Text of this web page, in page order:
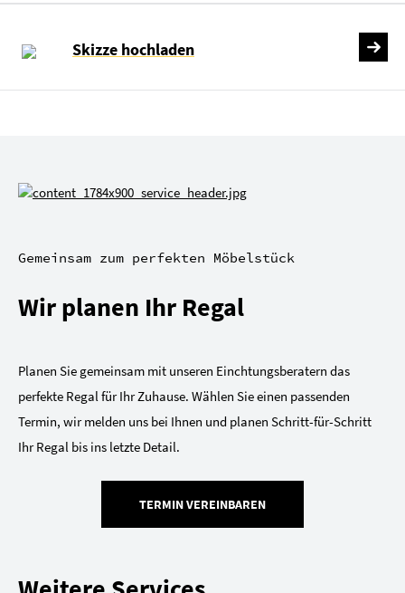
Skizze hochladen
Gemeinsam zum perfekten Möbelstück
Wir planen Ihr Regal
Planen Sie gemeinsam mit unseren Einchtungsberatern das
perfekte Regal für Ihr Zuhause. Wählen Sie einen passenden
Termin, wir melden uns bei Ihnen und planen Schritt-für-Schritt
Ihr Regal bis ins letzte Detail.
TERMIN VEREINBAREN